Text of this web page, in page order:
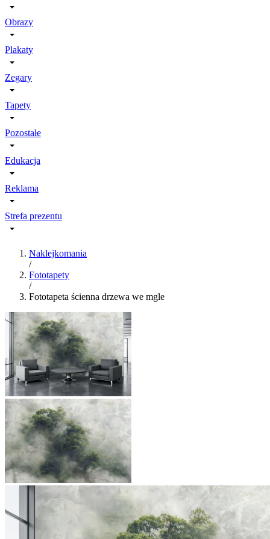
Obrazy
Plakaty
Zegary
Tapety
Pozostałe
Edukacja
Reklama
Strefa prezentu
Naklejkomania
/
Fototapety
/
Fototapeta ścienna drzewa we mgle